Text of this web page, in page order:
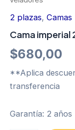
2 plazas, Camas
Cama imperial
$680,00
**Aplica
transferencia
Garantía: 2 años